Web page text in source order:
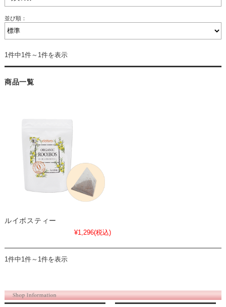
並び順：
1件中1件～1件を表示
商品一覧
ルイボスティー
¥1,296(税込)
1件中1件～1件を表示